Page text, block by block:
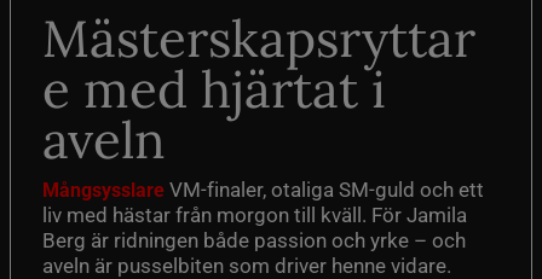
Mästerskapsryttar
e med hjärtat i
aveln
Mångsysslare VM-finaler, otaliga SM-guld och ett
liv med hästar från morgon till kväll. För Jamila
Berg är ridningen både passion och yrke – och
aveln är pusselbiten som driver henne vidare.